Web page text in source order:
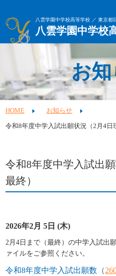
八雲学園中学校高等学校 ／ 東京都
八雲学園中学校
お
HOME お知らせ
令和8年度中学入試出願状況（2月4日
令和8年度中学入試出
最終）
2026年2月 5日 (木)
2月4日まで（最終）の中学入試出
ァイルをご参照ください。
令和8年度中学入試出願数（